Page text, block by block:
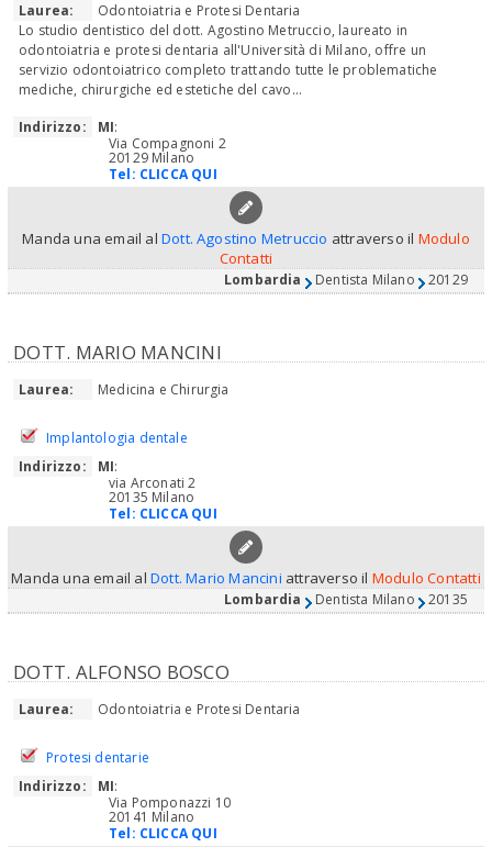
Laurea:
Odontoiatria e Protesi Dentaria
Lo studio dentistico del dott. Agostino Metruccio, laureato in
odontoiatria e protesi dentaria all'Università di Milano, offre un
servizio odontoiatrico completo trattando tutte le problematiche
mediche, chirurgiche ed estetiche del cavo...
Indirizzo:
MI:
Via Compagnoni 2
20129 Milano
Tel: CLICCA QUI
Manda una email al Dott. Agostino Metruccio attraverso il Modulo
Contatti
Lombardia Dentista Milano 20129
DOTT. MARIO MANCINI
Laurea: Medicina e Chirurgia
Implantologia dentale
Indirizzo:
MI:
via Arconati 2
20135 Milano
Tel: CLICCA QUI
Manda una email alDott. Mario Mancini attraverso il Modulo Contatti
Lombardia Dentista Milano 20135
DOTT. ALFONSO BOSCO
Laurea: Odontoiatria e Protesi Dentaria
Protesi dentarie
Indirizzo:
MI:
Via Pomponazzi 10
20141 Milano
Tel: CLICCA QUI